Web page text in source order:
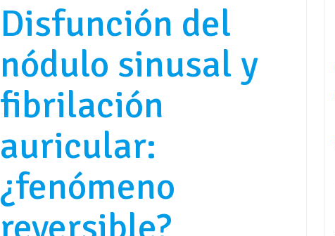
Disfunción del
nódulo sinusal y
fibrilación
auricular:
¿fenómeno